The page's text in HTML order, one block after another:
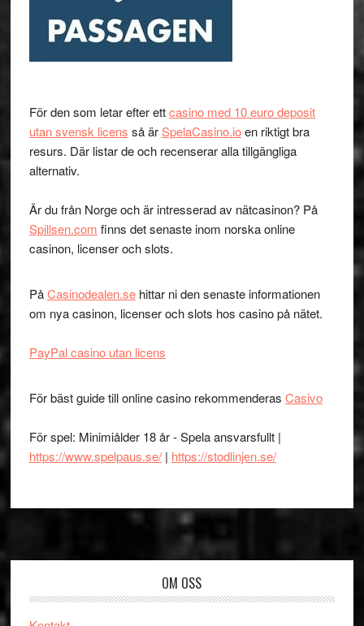
För den som letar efter ettcasino med 10 euro deposit
utan svensk licens så ärSpelaCasino.ioen riktigt bra
resurs. Där listar de och recenserar alla tillgängliga
alternativ.
Är du från Norge och är intresserad av nätcasinon? På
Spillsen.com finns det senaste inom norska online
casinon, licenser och slots.
PåCasinodealen.sehittar ni den senaste informationen
om nya casinon, licenser och slots hos casino på nätet.
PayPal casino utan licens
För bäst guide till online casino rekommenderas Casivo
För spel: Minimiålder 18 år - Spela ansvarsfullt |
https://www.spelpaus.se/| https://stodlinjen.se/
OM OSS